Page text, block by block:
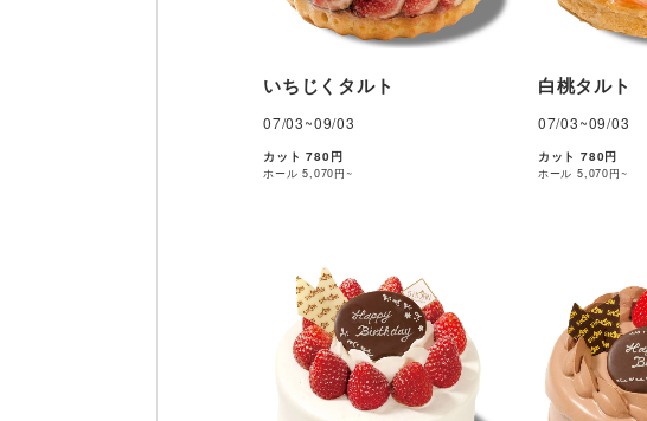
いちじくタルト
07/03~09/03
カット 780円
ホール5,070円~
白桃タルト
07/03~09/03
カット 780円
ホール5,070円~